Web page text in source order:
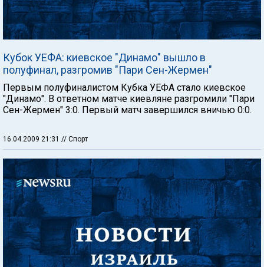
Кубок УЕФА: киевское "Динамо" вышло в
полуфинал, разгромив "Пари Сен-Жермен"
Первым полуфиналистом Кубка УЕФА стало киевское
"Динамо". В ответном матче киевляне разгромили "Пари
Сен-Жермен" 3:0. Первый матч завершился вничью 0:0.
16.04.2009 21:31 // Спорт